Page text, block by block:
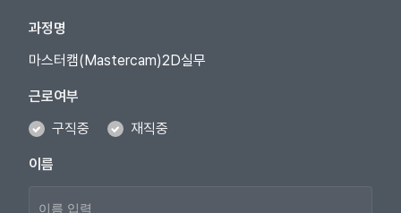
과정명
마스터캠(Mastercam)2D실무
근로여부
구직중
재직중
이름